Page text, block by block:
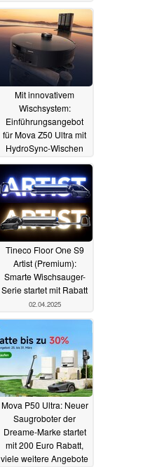
Mit innovativem
Wischsystem:
Einführungsangebot
für Mova Z50 Ultra mit
HydroSync-Wischen
14.04.2025
Tineco Floor One S9
Artist (Premium):
Smarte Wischsauger-
Serie startet mit Rabatt
02.04.2025
Mova P50 Ultra: Neuer
Saugroboter der
Dreame-Marke startet
mit 200 Euro Rabatt,
viele weitere Angebote